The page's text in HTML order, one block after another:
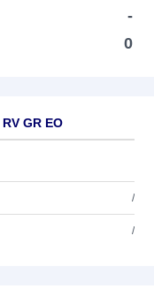
-
0
GR EO
/
/